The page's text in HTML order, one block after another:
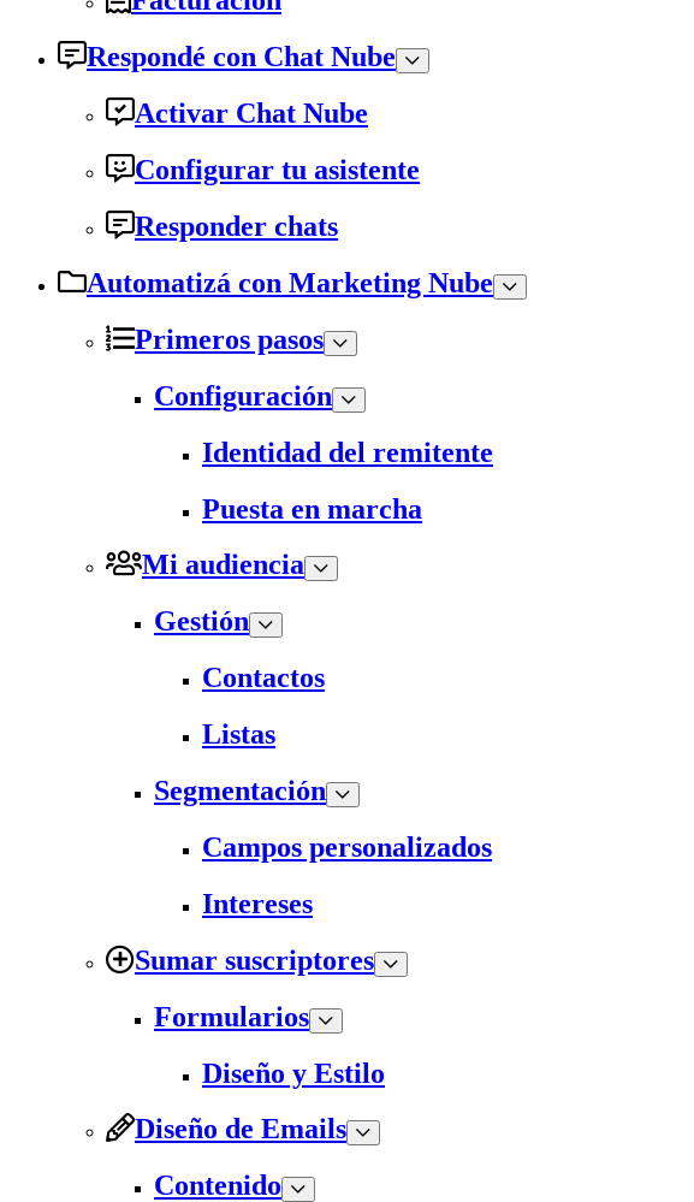
Respondé con Chat Nube
Activar Chat Nube
Configurar tu asistente
Responder chats
Automatizá con Marketing Nube
Primeros pasos
Configuración
Identidad del remitente
Puesta en marcha
Mi audiencia
Gestión
Contactos
Listas
Segmentación
Campos personalizados
Intereses
Sumar suscriptores
Formularios
Diseño y Estilo
Diseño de Emails
Contenido